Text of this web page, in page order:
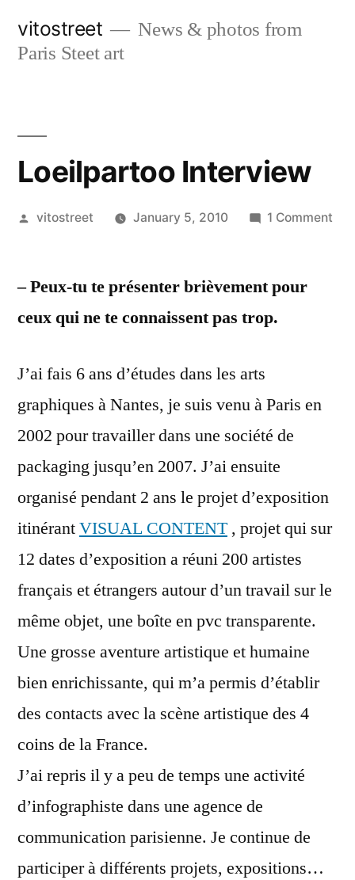
vitostreet
News & photos from
Paris Steet art
Loeilpartoo Interview
Posted
vitostreet January 5, 2010 1 Comment
– Peux-tu te présenter brièvement pour
ceux qui ne te connaissent pas trop.
J’ai fais 6 ans d’études dans les arts
graphiques à Nantes, je suis venu à Paris en
2002 pour travailler dans une société de
packaging jusqu’en 2007. J’ai ensuite
organisé pendant 2 ans le projet d’exposition
itinérantVISUAL CONTENT , projet qui sur
12 dates d’exposition a réuni 200 artistes
français et étrangers autour d’un travail sur le
même objet, une boîte en pvc transparente.
Une grosse aventure artistique et humaine
bien enrichissante, qui m’a permis d’établir
des contacts avec la scène artistique des 4
coins de la France.
J’ai repris il y a peu de temps une activité
d’infographiste dans une agence de
communication parisienne. Je continue de
participer à différents projets, expositions…